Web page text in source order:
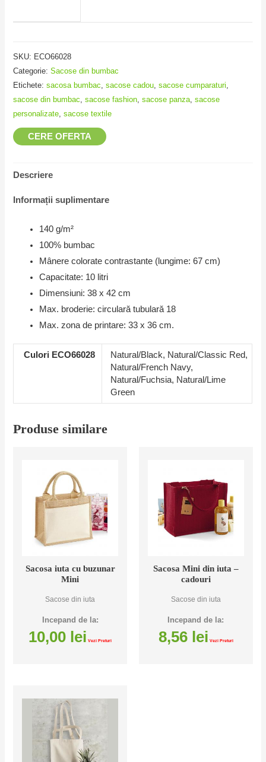
SKU: ECO66028
Categorie:Sacose din bumbac
Etichete:sacosa bumbac,sacose cadou,sacose cumparaturi,
sacose din bumbac,sacose fashion,sacose panza,sacose
personalizate,sacose textile
CERE OFERTA
Descriere
Informații suplimentare
140 g/m²
100% bumbac
Mânere colorate contrastante (lungime: 67 cm)
Capacitate: 10 litri
Dimensiuni: 38 x 42 cm
Max. broderie: circulară tubulară 18
Max. zona de printare: 33 x 36 cm.
Culori ECO66028
Natural/Black, Natural/Classic Red,
Natural/French Navy,
Natural/Fuchsia, Natural/Lime
Green
Produse similare
Sacosa iuta cu buzunar
Mini
Sacose din iuta
Incepand de la:
10,00 lei Vezi Preturi
Sacosa Mini din iuta –
cadouri
Sacose din iuta
Incepand de la:
8,56 lei Vezi Preturi